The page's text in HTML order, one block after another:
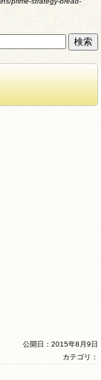
公開日：2015年8月9日
カテゴリ：